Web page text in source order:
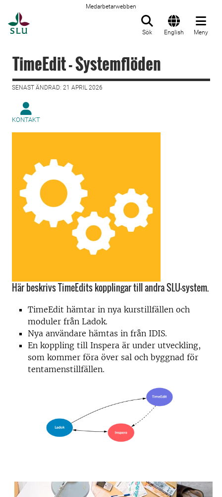
Medarbetarwebben
Sök English Meny
TimeEdit - Systemflöden
SENAST ÄNDRAD: 21 APRIL 2026
KONTAKT
Här beskrivs TimeEdits kopplingar till andra SLU-system.
TimeEdit hämtar in nya kurstillfällen och
moduler från Ladok.
Nya användare hämtas in från IDIS.
En koppling till Inspera är under utveckling,
som kommer föra över sal och byggnad för
tentamenstillfällen.